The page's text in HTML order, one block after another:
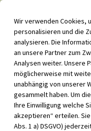
Inhalt der Seite anspringen
Menü für barrierefreie
Wir verwenden Cookies,
personalisieren und die
analysieren. Die
an unsere Partner zum
Analysen weiter. Unsere
möglicherweise mit
unabhängig von unserer
gesammelt haben. Um
Ihre Einwilligung welche
akzeptieren“ erteilen.
Abs. 1 a) DSGVO)